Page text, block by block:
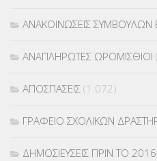
ΑΝΑΚΟΙΝΩΣΕΙΣ ΣΥΜΒΟΥΛΩΝ
ΑΝΑΠΛΗΡΩΤΕΣ ΩΡΟΜΙΣΘΙΟΙ
ΑΠΟΣΠΑΣΕΙΣ (1.072)
ΓΡΑΦΕΙΟ ΣΧΟΛΙΚΩΝ
ΔΗΜΟΣΙΕΥΣΕΙΣ ΠΡΙΝ ΤΟ 2016